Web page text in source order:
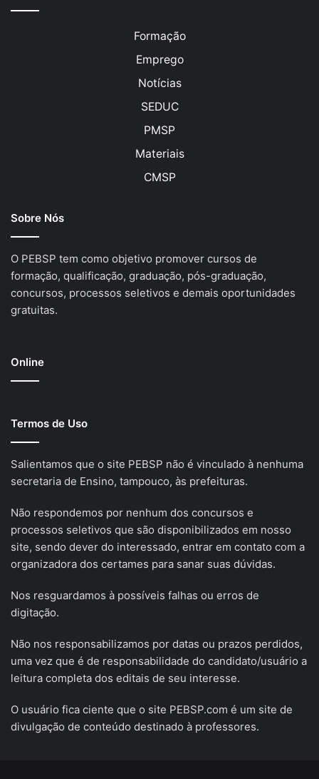
Formação
Emprego
Notícias
SEDUC
PMSP
Materiais
CMSP
Sobre Nós
O PEBSP tem como objetivo promover cursos de
formação, qualificação, graduação, pós-graduação,
concursos, processos seletivos e demais oportunidades
gratuitas.
Online
Termos de Uso
Salientamos que o site PEBSP não é vinculado à nenhuma
secretaria de Ensino, tampouco, às prefeituras.
Não respondemos por nenhum dos concursos e
processos seletivos que são disponibilizados em nosso
site, sendo dever do interessado, entrar em contato com a
organizadora dos certames para sanar suas dúvidas.
Nos resguardamos à possíveis falhas ou erros de
digitação.
Não nos responsabilizamos por datas ou prazos perdidos,
uma vez que é de responsabilidade do candidato/usuário a
leitura completa dos editais de seu interesse.
O usuário fica ciente que o site PEBSP.com é um site de
divulgação de conteúdo destinado à professores.